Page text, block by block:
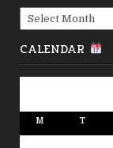
Archives
CALENDAR
M T